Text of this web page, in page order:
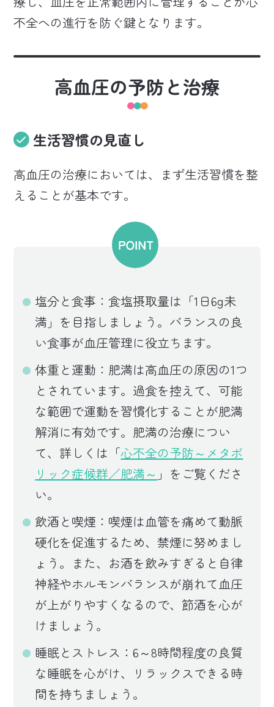
不全への進行を防ぐ鍵となります。
高血圧の予防と治療
生活習慣の見直し
高血圧の治療においては、まず生活習慣を整
えることが基本です。
塩分と食事：食塩摂取量は「1日6g未
満」を目指しましょう。バランスの良
い食事が血圧管理に役立ちます。
体重と運動：肥満は高血圧の原因の1つ
とされています。過食を控えて、可能
な範囲で運動を習慣化することが肥満
解消に有効です。肥満の治療につい
て、詳しくは「心不全の予防～メタボ
リック症候群／肥満～ 」をご覧くださ
い。
飲酒と喫煙：喫煙は血管を痛めて動脈
硬化を促進するため、禁煙に努めまし
ょう。また、お酒を飲みすぎると自律
神経やホルモンバランスが崩れて血圧
が上がりやすくなるので、節酒を心が
けましょう。
睡眠とストレス：6～8時間程度の良質
な睡眠を心がけ、リラックスできる時
間を持ちましょう。